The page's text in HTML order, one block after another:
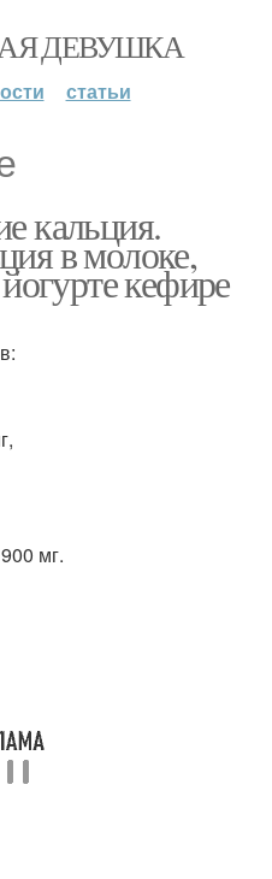
ДЕВУШКА
статьи
кальция.
в молоке,
кефире
мг.